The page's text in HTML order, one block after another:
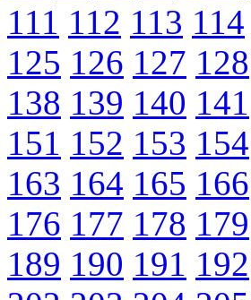
111 112 113 114
125 126 127 128
138 139 140 141
151 152 153 154
163 164 165 166
176 177 178 179
189 190 191 192